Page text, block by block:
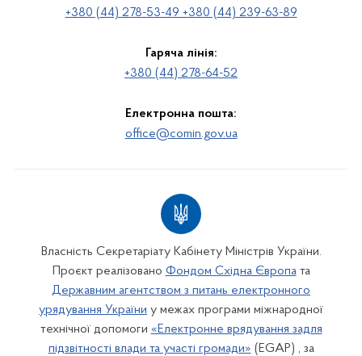
+380 (44) 278-53-49 +380 (44) 239-63-89
Гаряча лінія:
+380 (44) 278-64-52
Електронна пошта:
office@comin.gov.ua
Власність Секретаріату Кабінету Міністрів України.
Проєкт реалізовано Фондом Східна Європата
Державним агентством з питань електронного
урядування України у межах програми міжнародної
технічної допомоги «Електронне врядування задля
підзвітності влади та участі громади» (EGAP) , за